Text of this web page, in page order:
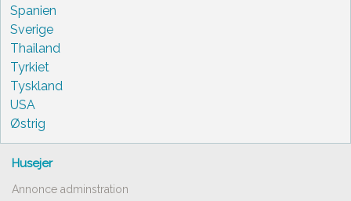
Spanien
Sverige
Thailand
Tyrkiet
Tyskland
USA
Østrig
Husejer
Annonce adminstration